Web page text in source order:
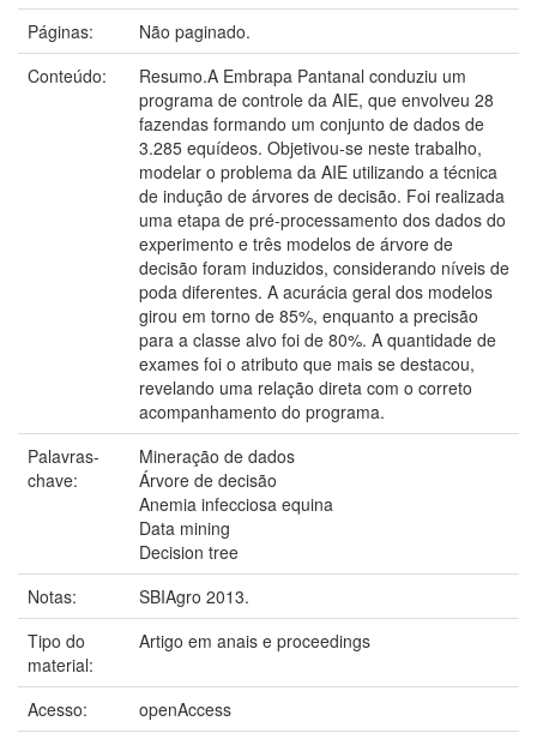
Páginas:
Não paginado.
Conteúdo:
Resumo.A Embrapa Pantanal conduziu um
programa de controle da AIE, que envolveu 28
fazendas formando um conjunto de dados de
3.285 equídeos. Objetivou-se neste trabalho,
modelar o problema da AIE utilizando a técnica
de indução de árvores de decisão. Foi realizada
uma etapa de pré-processamento dos dados do
experimento e três modelos de árvore de
decisão foram induzidos, considerando níveis de
poda diferentes. A acurácia geral dos modelos
girou em torno de 85%, enquanto a precisão
para a classe alvo foi de 80%. A quantidade de
exames foi o atributo que mais se destacou,
revelando uma relação direta com o correto
acompanhamento do programa.
Palavras-
chave:
Mineração de dados
Árvore de decisão
Anemia infecciosa equina
Data mining
Decision tree
Notas:
SBIAgro 2013.
Tipo do
material:
Artigo em anais e proceedings
Acesso:
openAccess